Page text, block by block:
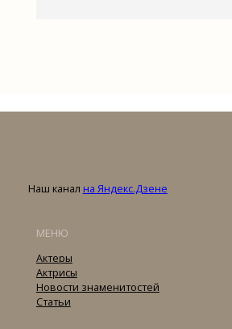
Наш канал на Яндекс.Дзене
МЕНЮ
Актеры
Актрисы
Новости знаменитостей
Статьи